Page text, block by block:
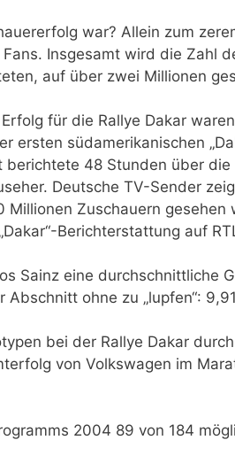
war? Allein zum
Insgesamt wird die Zahl
auf über zwei Millionen
für die Rallye Dakar
ersten südamerikanischen
48 Stunden über die
Deutsche TV-Sender
Millionen Zuschauern gesehen
Berichterstattung auf
Sainz eine durchschnittliche
ohne zu „lupfen“:
bei der Rallye Dakar
von Volkswagen im
2004 89 von 184